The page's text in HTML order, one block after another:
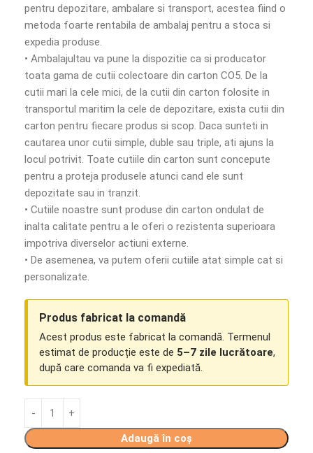
pentru depozitare, ambalare si transport, acestea fiind o
metoda foarte rentabila de ambalaj pentru a stoca si
expedia produse.
• Ambalajultau va pune la dispozitie ca si producator
toata gama de cutii colectoare din carton CO5. De la
cutii mari la cele mici, de la cutii din carton folosite in
transportul maritim la cele de depozitare, exista cutii din
carton pentru fiecare produs si scop. Daca sunteti in
cautarea unor cutii simple, duble sau triple, ati ajuns la
locul potrivit. Toate cutiile din carton sunt concepute
pentru a proteja produsele atunci cand ele sunt
depozitate sau in tranzit.
• Cutiile noastre sunt produse din carton ondulat de
inalta calitate pentru a le oferi o rezistenta superioara
impotriva diverselor actiuni externe.
• De asemenea, va putem oferii cutiile atat simple cat si
personalizate.
Produs fabricat la comandă
Acest produs este fabricat la comandă. Termenul
estimat de producție este de 5–7 zile lucrătoare,
după care comanda va fi expediată.
Adaugă în coș